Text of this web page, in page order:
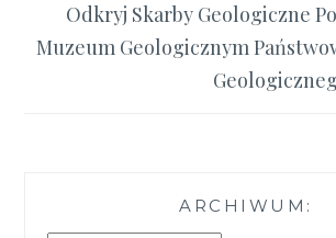
Odkryj Skarby Geologiczne
Muzeum Geologicznym
ARCHIWUM: